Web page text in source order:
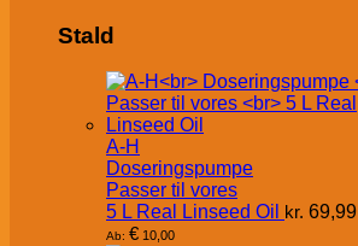
Stald
A-H
Doseringspumpe
Passer til vores
5 L Real Linseed Oil kr. 69,99
Ab: € 10,00